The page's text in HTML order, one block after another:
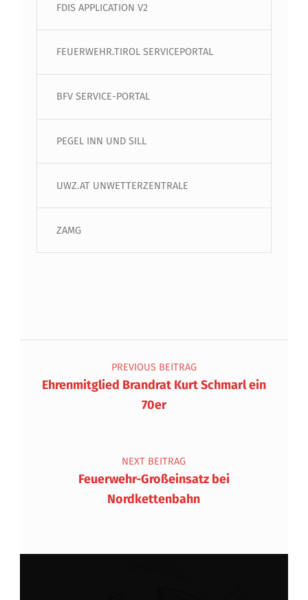
FDIS APPLICATION V2
FEUERWEHR.TIROL SERVICEPORTAL
BFV SERVICE-PORTAL
PEGEL INN UND SILL
UWZ.AT UNWETTERZENTRALE
ZAMG
Beitragsnavigation
PREVIOUS BEITRAG
Ehrenmitglied Brandrat Kurt Schmarl ein
70er
NEXT BEITRAG
Feuerwehr-Großeinsatz bei
Nordkettenbahn